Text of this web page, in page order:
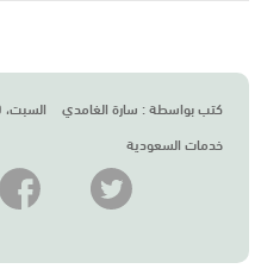
كتب بواسطة : سارة الغامدي
السبت، 30 مايو 2026 الساعة8:29 ص
خدمات السعودية